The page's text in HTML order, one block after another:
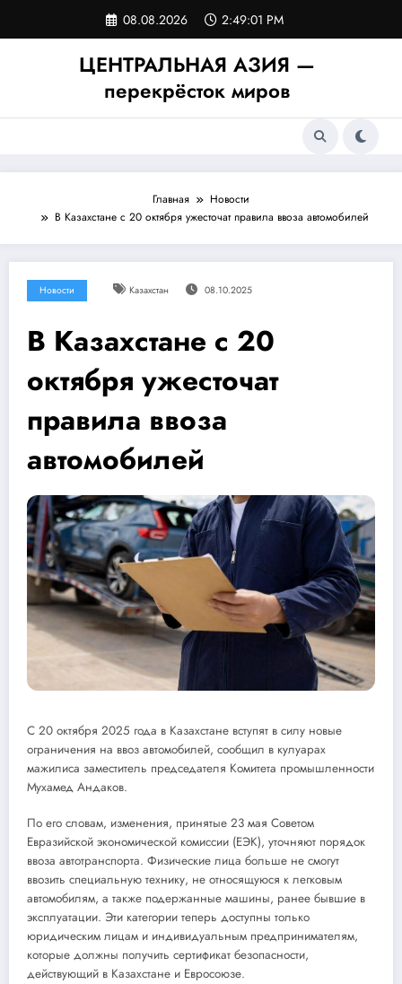
содержимому
08.08.2026 2:49:01 PM
ЦЕНТРАЛЬНАЯ АЗИЯ —
перекрёсток миров
Главная
Новости
В Казахстане с 20 октября ужесточат правила ввоза автомобилей
Новости Казахстан 08.10.2025
В Казахстане с 20
октября ужесточат
правила ввоза
автомобилей
С 20 октября 2025 года в Казахстане вступят в силу новые
ограничения на ввоз автомобилей, сообщил в кулуарах
мажилиса заместитель председателя Комитета промышленности
Мухамед Андаков.
По его словам, изменения, принятые 23 мая Советом
Евразийской экономической комиссии (ЕЭК), уточняют порядок
ввоза автотранспорта. Физические лица больше не смогут
ввозить специальную технику, не относящуюся к легковым
автомобилям, а также подержанные машины, ранее бывшие в
эксплуатации. Эти категории теперь доступны только
юридическим лицам и индивидуальным предпринимателям,
которые должны получить сертификат безопасности,
действующий в Казахстане и Евросоюзе.